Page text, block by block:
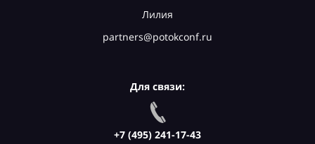
Лилия
partners@potokconf.ru
Для связи:
+7 (495) 241-17-43